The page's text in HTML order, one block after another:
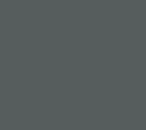
l’app di posta elettronica)
apre l’app di posta elettronica)